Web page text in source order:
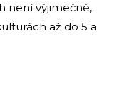
není výjimečné,
až do 5 a